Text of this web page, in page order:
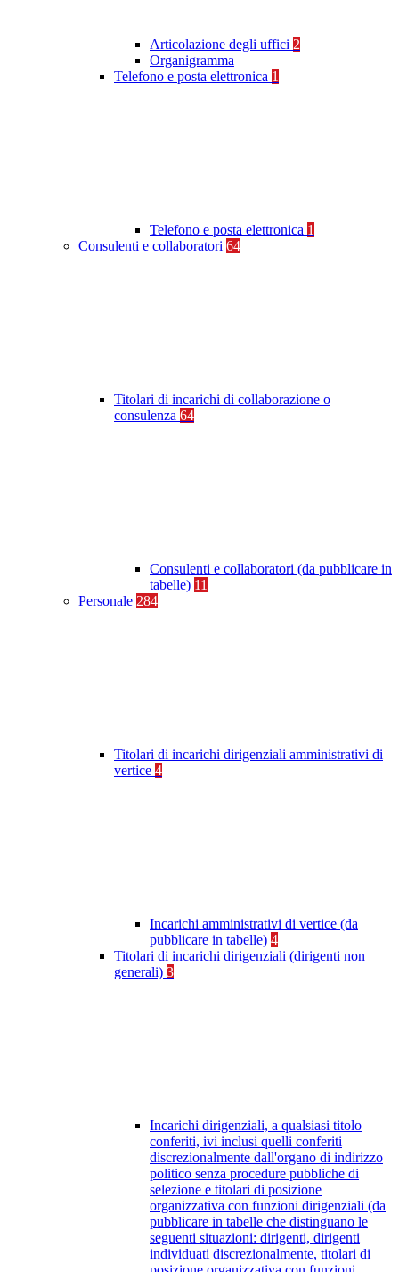
Articolazione degli uffici 2
Organigramma
Telefono e posta elettronica 1
Telefono e posta elettronica 1
Consulenti e collaboratori 64
Titolari di incarichi di collaborazione o
consulenza 64
Consulenti e collaboratori (da pubblicare in
tabelle) 11
Personale 284
Titolari di incarichi dirigenziali amministrativi di
vertice 4
Incarichi amministrativi di vertice (da
pubblicare in tabelle) 4
Titolari di incarichi dirigenziali (dirigenti non
generali) 3
Incarichi dirigenziali, a qualsiasi titolo
conferiti, ivi inclusi quelli conferiti
discrezionalmente dall'organo di indirizzo
politico senza procedure pubbliche di
selezione e titolari di posizione
organizzativa con funzioni dirigenziali (da
pubblicare in tabelle che distinguano le
seguenti situazioni: dirigenti, dirigenti
individuati discrezionalmente, titolari di